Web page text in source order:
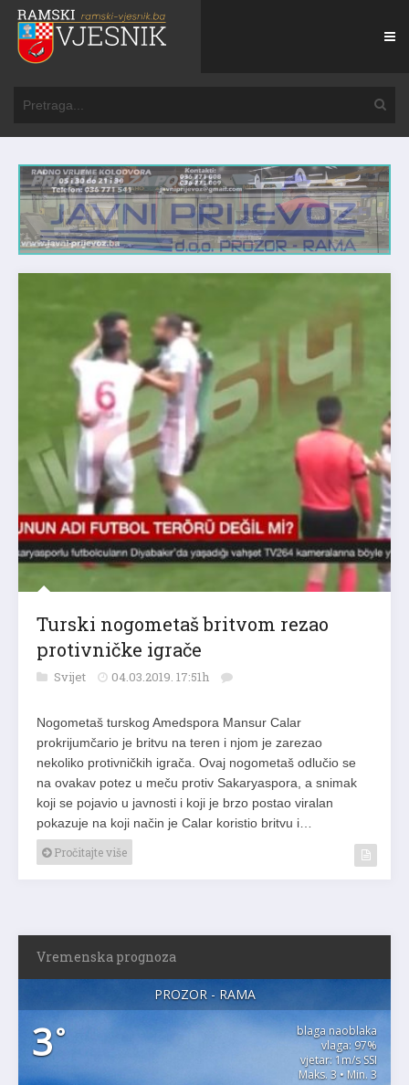
Turski nogometaš britvom rezao
protivničke igrače
Svijet 04.03.2019. 17:51h
Nogometaš turskog Amedspora Mansur Calar
prokrijumčario je britvu na teren i njom je zarezao
nekoliko protivničkih igrača. Ovaj nogometaš odlučio se
na ovakav potez u meču protiv Sakaryaspora, a snimak
koji se pojavio u javnosti i koji je brzo postao viralan
pokazuje na koji način je Calar koristio britvu i…
Pročitajte više
Vremenska prognoza
PROZOR - RAMA
3°
blaga naoblaka
vlaga: 97%
vjetar: 1m/s SSI
Maks. 3 • Min. 3